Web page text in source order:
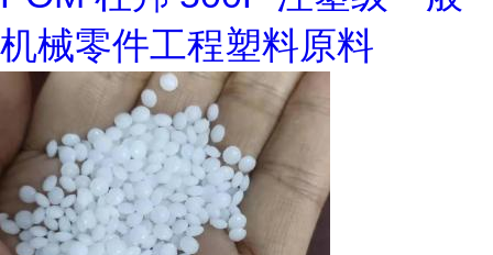
机械零件工程塑料原料